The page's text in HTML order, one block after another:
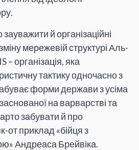
й організаційні
мережевій структурі Аль-
– організація, яка
тактику одночасно з
форми держави з усіма
на варварстві та
забувати й про
от приклад «бійця з
Андреаса Брейвіка.